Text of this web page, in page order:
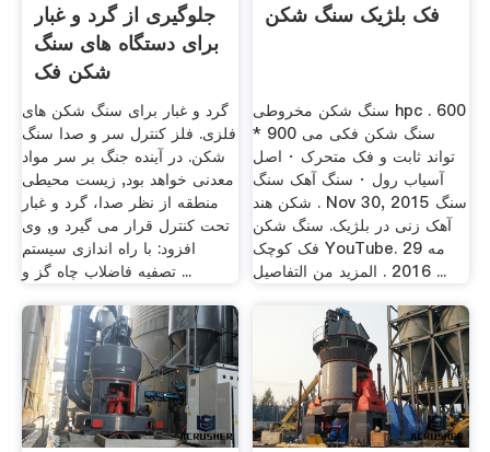
جلوگیری از گرد و غبار
برای دستگاه های سنگ
شکن فک
گرد و غبار برای سنگ شکن های
فلزی. فلز کنترل سر و صدا سنگ
شکن. در آینده جنگ بر سر مواد
معدنی خواهد بود, زیست محیطی
منطقه از نظر صدا، گرد و غبار
تحت کنترل قرار می گیرد و, وی
افزود: با راه اندازی سیستم
تصفیه فاضلاب چاه گز و ...
فک بلژیک سنگ شکن
سنگ شکن مخروطی hpc . 600
* 900 سنگ شکن فکی می
تواند ثابت و فک متحرک · اصل
آسیاب رول · سنگ آهک سنگ
شکن هند . Nov 30, 2015 سنگ
آهک زنی در بلژیک. سنگ شکن
فک کوچک YouTube. 29 مه
2016 . المزيد من التفاصيل ...